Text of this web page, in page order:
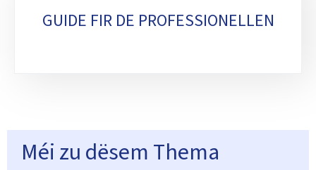
sectionsGUIDE FIR DE PROFESSIONELLEN
Méi zu dësem Thema